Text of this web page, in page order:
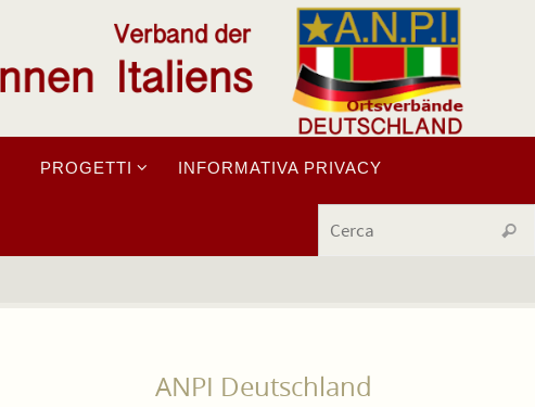
PROGETTI INFORMATIVA PRIVACY
Cerca
ANPI Deutschland